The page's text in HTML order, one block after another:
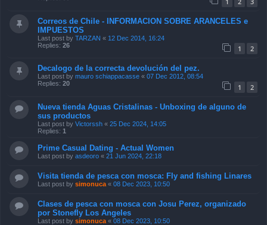
Correos de Chile - INFORMACION SOBRE ARANCELES e
IMPUESTOS
Last post by TARZAN « 12 Dec 2014, 16:24
Replies: 26 1 2
Decalogo de la correcta devolución del pez.
Last post by mauro schiappacasse « 07 Dec 2012, 08:54
Replies: 20 1 2
Nueva tienda Aguas Cristalinas - Unboxing de alguno de
sus productos
Last post by Victorssh « 25 Dec 2024, 14:05
Replies: 1
Prime Сasual Dating - Actual Women
Last post by asdeoro « 21 Jun 2024, 22:18
Visita tienda de pesca con mosca: Fly and fishing Linares
Last post by simonuca « 08 Dec 2023, 10:50
Clases de pesca con mosca con Josu Perez, organizado
por Stonefly Los Angeles
Last post by simonuca « 08 Dec 2023, 10:50